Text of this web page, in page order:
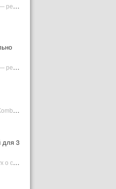
Зак Снайдер может вернуться к DC — режиссер общался с Warner Bros. (фото) | Plugged In Ru
Зак Снайдер может вернуться к DC — режиссер общался с Warner Bros. (фото) | Plugged In Ru
8 лучших боев в фильмах по Mortal Kombat: от «Смертельной битвы» до «Мортал Комбат 2» | Plugged In Ru
для 3
Джеймс Ганн прокомментировал слух о съемках «Бэтмена 3» | Plugged In Ru